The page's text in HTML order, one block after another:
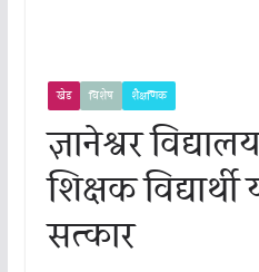
खेड विशेष शैक्षणिक
ज्ञानेश्वर
शिक्षक
सत्कार